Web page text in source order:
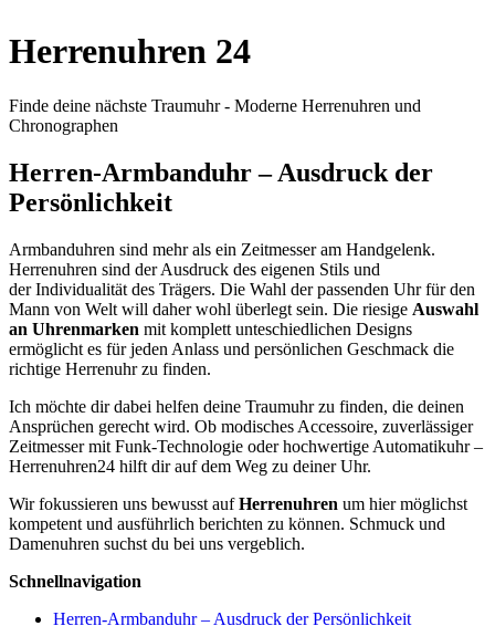
Herrenuhren 24
Finde deine nächste Traumuhr - Moderne Herrenuhren und
Chronographen
Herren-Armbanduhr – Ausdruck der
Persönlichkeit
Armbanduhren sind mehr als ein Zeitmesser am Handgelenk.
Herrenuhren sind der Ausdruck des eigenen Stils und
der Individualität des Trägers. Die Wahl der passenden Uhr für den
Mann von Welt will daher wohl überlegt sein. Die riesige Auswahl
an Uhrenmarken mit komplett unteschiedlichen Designs
ermöglicht es für jeden Anlass und persönlichen Geschmack die
richtige Herrenuhr zu finden.
Ich möchte dir dabei helfen deine Traumuhr zu finden, die deinen
Ansprüchen gerecht wird. Ob modisches Accessoire, zuverlässiger
Zeitmesser mit Funk-Technologie oder hochwertige Automatikuhr –
Herrenuhren24 hilft dir auf dem Weg zu deiner Uhr.
Wir fokussieren uns bewusst aufHerrenuhren um hier möglichst
kompetent und ausführlich berichten zu können. Schmuck und
Damenuhren suchst du bei uns vergeblich.
Schnellnavigation
Herren-Armbanduhr – Ausdruck der Persönlichkeit